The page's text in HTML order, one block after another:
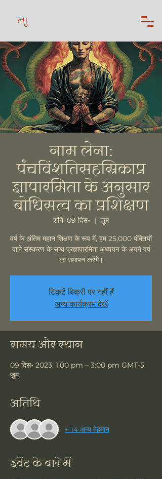
त्सू
नाम लेना:
पंचविंशतिसहस्रिकाप्र
ज्ञापारमिता के अनुसार
बोधिसत्व का प्रशिक्षण
शनि, 09 दिस॰
  |
ज़ूम
वर्ष के अंतिम महान शिक्षण के रूप में, हम 25,000 पंक्तियों
वाले संस्करण के साथ प्रज्ञापारमिता अध्ययन के अपने वर्ष
का समापन करेंगे।
टिकटें बिक्री पर नहीं हैं
अन्य कार्यक्रम देखें
समय और स्थान
09 दिस॰ 2023, 1:00 pm – 3:00 pm GMT-5
ज़ूम
अतिथि
+ 14 अन्य मेहमान
इवेंट के बारे में